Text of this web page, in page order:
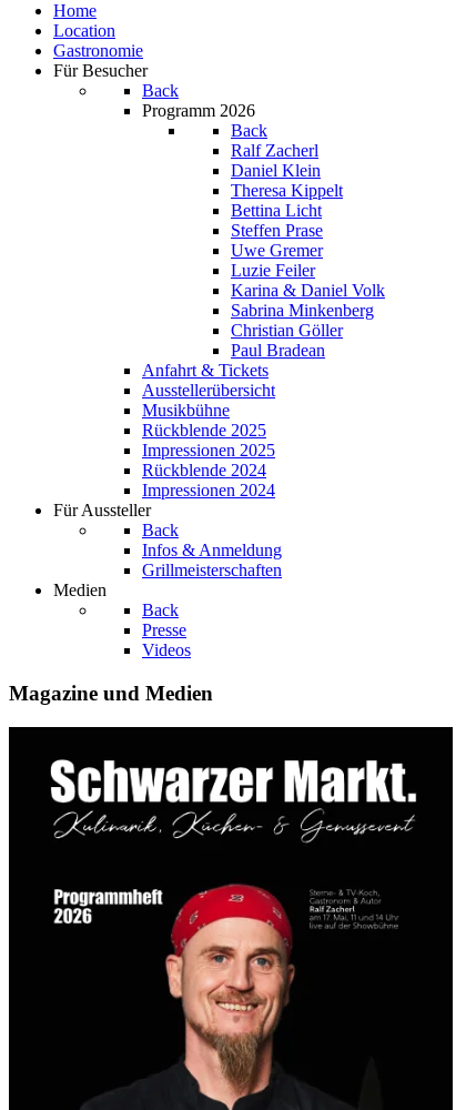
Home
Location
Gastronomie
Für Besucher
Back
Programm 2026
Back
Ralf Zacherl
Daniel Klein
Theresa Kippelt
Bettina Licht
Steffen Prase
Uwe Gremer
Luzie Feiler
Karina & Daniel Volk
Sabrina Minkenberg
Christian Göller
Paul Bradean
Anfahrt & Tickets
Ausstellerübersicht
Musikbühne
Rückblende 2025
Impressionen 2025
Rückblende 2024
Impressionen 2024
Für Aussteller
Back
Infos & Anmeldung
Grillmeisterschaften
Medien
Back
Presse
Videos
Magazine und Medien